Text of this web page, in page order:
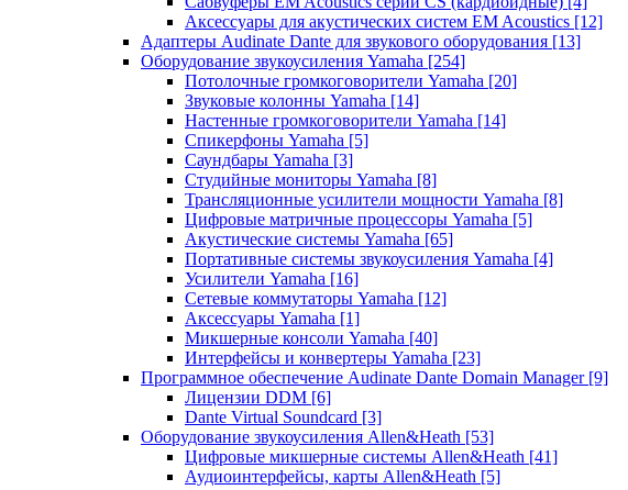
Аксессуары для акустических систем EM Acoustics [12]
Адаптеры Audinate Dante для звукового оборудования [13]
Оборудование звукоусиления Yamaha [254]
Потолочные громкоговорители Yamaha [20]
Звуковые колонны Yamaha [14]
Настенные громкоговорители Yamaha [14]
Спикерфоны Yamaha [5]
Саундбары Yamaha [3]
Студийные мониторы Yamaha [8]
Трансляционные усилители мощности Yamaha [8]
Цифровые матричные процессоры Yamaha [5]
Акустические системы Yamaha [65]
Портативные системы звукоусиления Yamaha [4]
Усилители Yamaha [16]
Сетевые коммутаторы Yamaha [12]
Аксессуары Yamaha [1]
Микшерные консоли Yamaha [40]
Интерфейсы и конвертеры Yamaha [23]
Программное обеспечение Audinate Dante Domain Manager [9]
Лицензии DDM [6]
Dante Virtual Soundcard [3]
Оборудование звукоусиления Allen&Heath [53]
Цифровые микшерные системы Allen&Heath [41]
Аудиоинтерфейсы, карты Allen&Heath [5]